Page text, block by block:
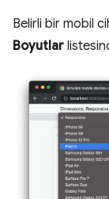
Belirli bir mobil
Boyutlar